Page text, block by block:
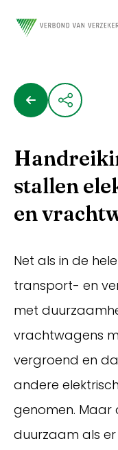
stallen
en
Net als in de
transport- en
met
vrachtwagens
vergroend en
andere
genomen. Maar
duurzaam als